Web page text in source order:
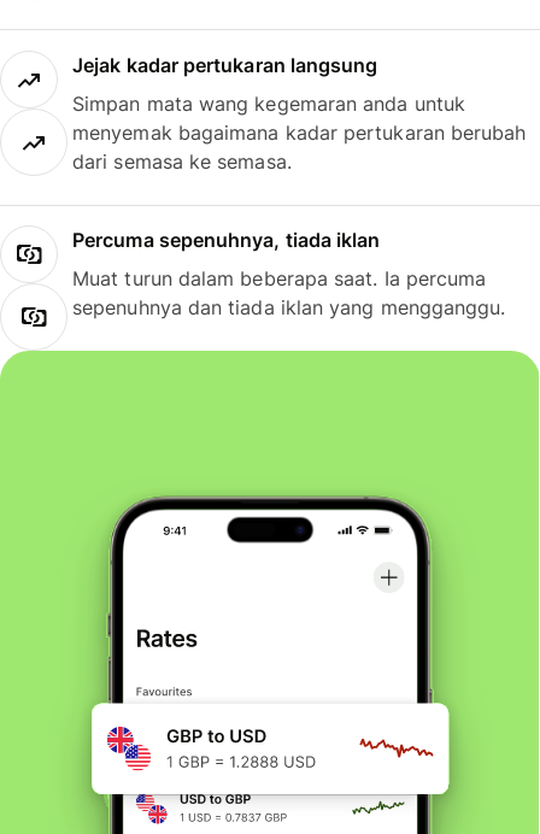
Jejak kadar pertukaran langsung
Simpan mata wang kegemaran anda untuk
menyemak bagaimana kadar pertukaran berubah
dari semasa ke semasa.
Percuma sepenuhnya, tiada iklan
Muat turun dalam beberapa saat. Ia percuma
sepenuhnya dan tiada iklan yang mengganggu.